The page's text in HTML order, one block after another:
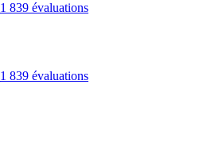
1 839 évaluations
1 839 évaluations